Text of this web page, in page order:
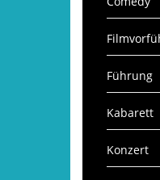
Führung
Kabarett
Konzert